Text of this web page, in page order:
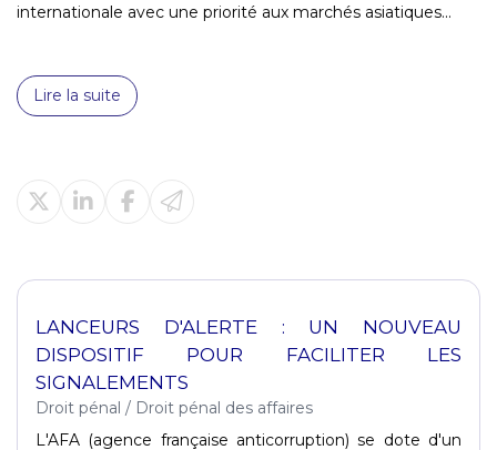
internationale avec une priorité aux marchés asiatiques...
Lire la suite
LANCEURS D'ALERTE : UN NOUVEAU
DISPOSITIF POUR FACILITER LES
SIGNALEMENTS
Droit pénal / Droit pénal des affaires
L'AFA (agence française anticorruption) se dote d'un